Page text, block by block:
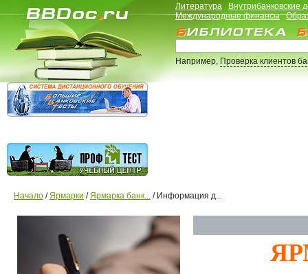
Литература
Внутрибанковские
Международные финансы
Например,Проверка клиентов
Начало /Ярмарки /Ярмарка банк... / Информация д...